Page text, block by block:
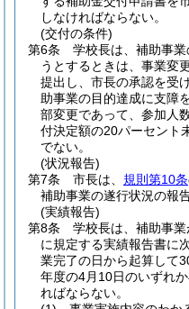
しなければならない。
(交付の条件)
第6条
学校長は、補助事
うとするときは、事業変
提出し、市長の承認を受
助事業の目的達成に支障
部変更であって、参加人
付決定額の20パーセント
でない。
(状況報告)
第7条
市長は、 規則第10条
補助事業の遂行状況の報
(実績報告)
第8条
学校長は、補助事業
に規定する実績報告書に
業完了の日から起算して
年度の4月10日のいずれ
ればならない。